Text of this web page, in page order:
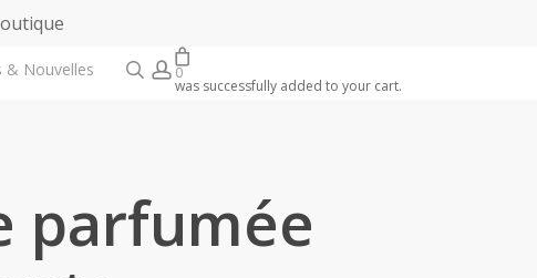
& Nouvelles searchaccount
0
was successfully added to your cart.
parfumée